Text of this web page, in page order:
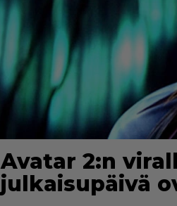
Avatar 2:n
julkaisupäivä